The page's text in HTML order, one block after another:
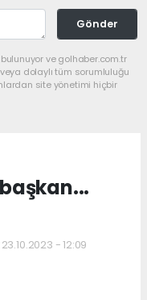
Gönder
ve golhaber.com.tr
dolaylı tüm sorumluluğu
site yönetimi hiçbir
- 12:09